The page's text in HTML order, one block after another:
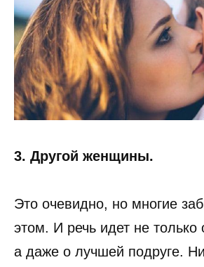
3. Другой женщины.
Это очевидно, но многие
этом. И речь идет не
а даже о лучшей подруге.